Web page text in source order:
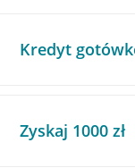
Kredyt
Zyskaj 1000 zł